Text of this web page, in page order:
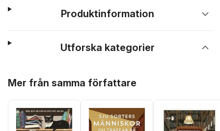
Produktinformation
Utforska kategorier
Mer från samma författare